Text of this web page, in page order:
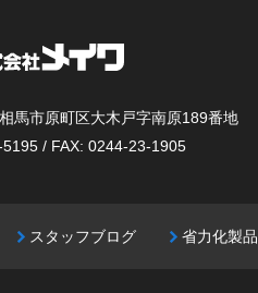
馬市原町区大木戸字南原189番地
/ FAX: 0244-23-1905
スタッフブログ 省力化製品